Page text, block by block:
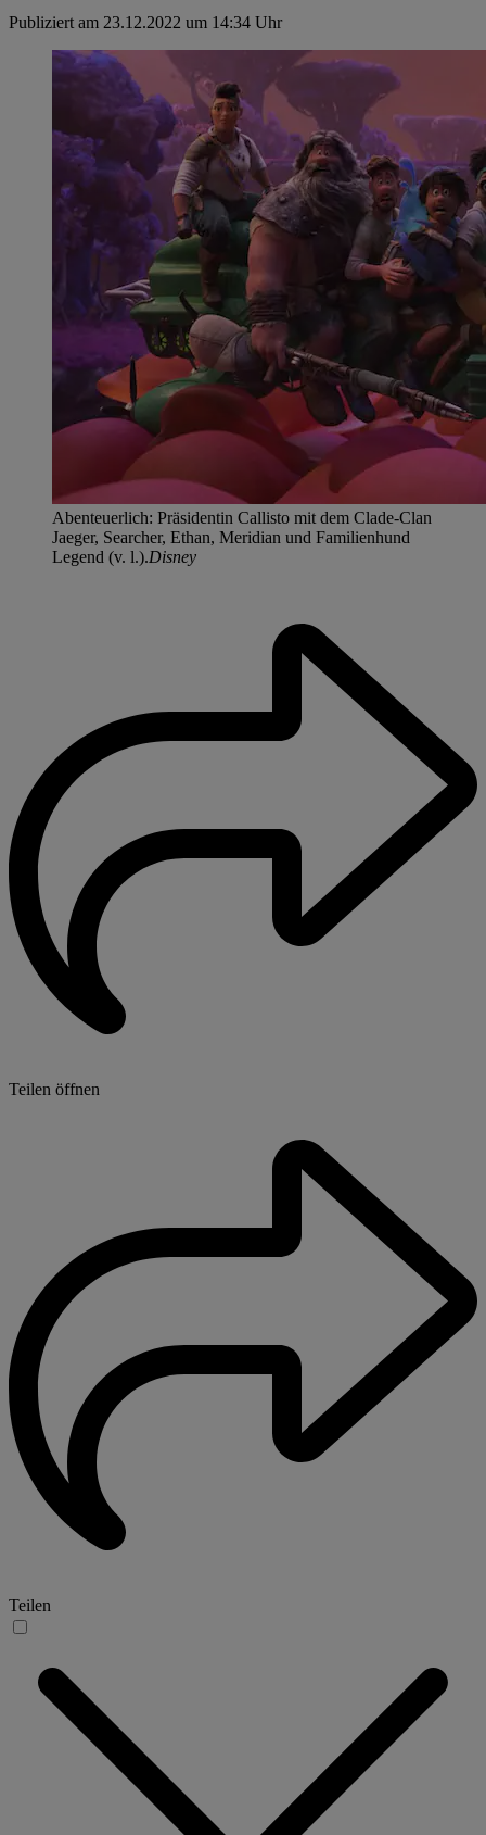
Publiziert am 23.12.2022 um 14:34 Uhr
Abenteuerlich: Präsidentin Callisto mit dem Clade-Clan
Jaeger, Searcher, Ethan, Meridian und Familienhund
Legend (v. l.).Disney
Teilen öffnen
Teilen